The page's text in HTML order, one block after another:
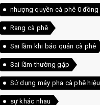
Cà Phê
nhượng quyền cà phê 0 đồng
Rang cà phê
Sai lầm khi bảo quản cà phê
Sai lầm thường gặp
Sử dụng máy pha cà phê hiệu
quả
sự khác nhau